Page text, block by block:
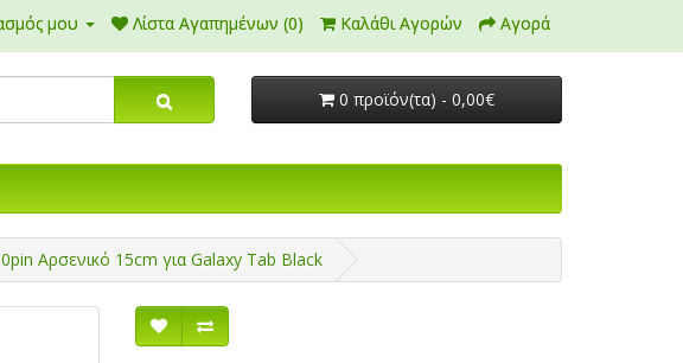
μου Λίστα Αγαπημένων (0) Καλάθι Αγορών Αγορά
0 προϊόν(τα) - 0,00€
Αρσενικό 15cm για Galaxy Tab Black